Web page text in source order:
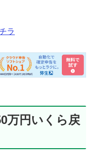
ラ
万円いくら戻